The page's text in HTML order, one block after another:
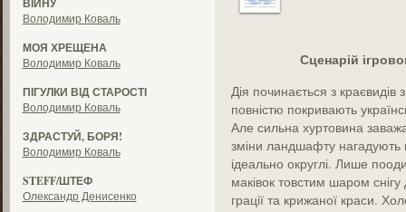
ВІЙНУ
Володимир Коваль
МОЯ ХРЕЩЕНА
Володимир Коваль
ПІГУЛКИ ВІД СТАРОСТІ
Володимир Коваль
ЗДРАСТУЙ, БОРЯ!
Володимир Коваль
STEFF/ШТЕФ
Олександр Денисенко
Сценарій
Дія починається з краєвидів
повністю покривають
Але сильна хуртовина
зміни ландшафту нагадують
ідеально округлі. Лише
маківок товстим шаром снігу
грації та крижаної краси.